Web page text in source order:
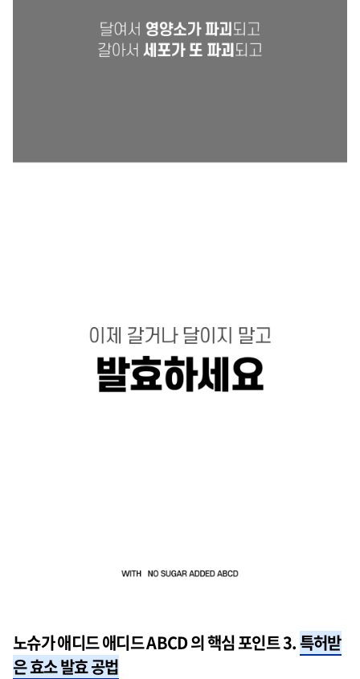
노슈가 애디드 애디드 ABCD 의 핵심 포인트 3.특허받
은 효소 발효 공법